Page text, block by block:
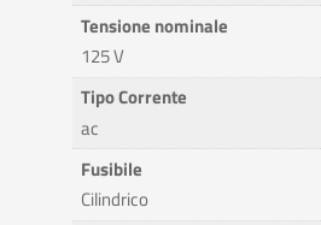
Tensione nominale
125 V
Tipo Corrente
ac
Fusibile
Cilindrico